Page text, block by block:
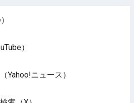
）
Yahoo!ニュース）